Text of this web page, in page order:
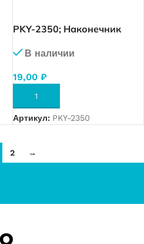
PKY-2350; Наконечник
кв. (бежевый), упак. 50 шт.
В наличии
19,00 ₽
В КОРЗИНУ
Артикул: PKY-2350
2 →